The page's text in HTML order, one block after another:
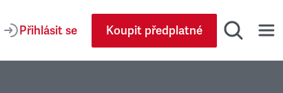
Přihlásit se Koupit předplatné